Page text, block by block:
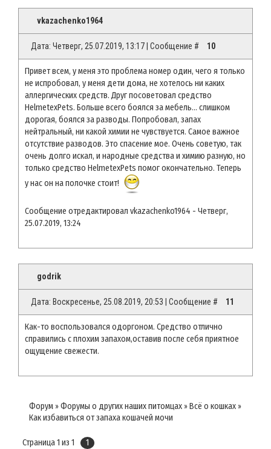
vkazachenko1964
Дата: Четверг, 25.07.2019, 13:17 | Сообщение # 10
Привет всем, у меня это проблема номер один, чего я только
не испробовал, у меня дети дома, не хотелось ни каких
аллергических средств. Друг посоветовал средство
HelmetexPets. Больше всего боялся за мебель... слишком
дорогая, боялся за разводы. Попробовал, запах
нейтральный, ни какой химии не чувствуется. Самое важное
отсутствие разводов. Это спасение мое. Очень советую, так
очень долго искал, и народные средства и химию разную, но
только средство HelmetexPets помог окончательно. Теперь
у нас он на полочке стоит!
Сообщение отредактировал vkazachenko1964 - Четверг,
25.07.2019, 13:24
godrik
Дата: Воскресенье, 25.08.2019, 20:53 | Сообщение # 11
Как-то воспользовался одоргоном. Средство отлично
справились с плохим запахом,оставив после себя приятное
ощущение свежести.
Форум »Форумы о других наших питомцах »Всё о кошках »
Как избавиться от запаха кошачей мочи
Страница1 из 1 1